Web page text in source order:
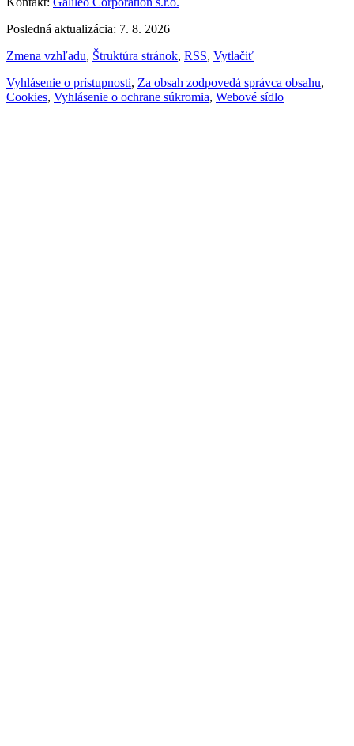
Posledná aktualizácia: 7. 8. 2026
Zmena vzhľadu, Štruktúra stránok, RSS, Vytlačiť
Vyhlásenie o prístupnosti, Za obsah zodpovedá správca obsahu,
Cookies, Vyhlásenie o ochrane súkromia, Webové sídlo